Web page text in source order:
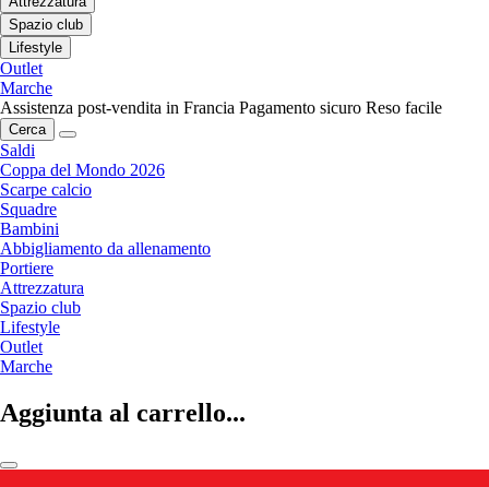
Spazio club
Lifestyle
Outlet
Marche
Assistenza post-vendita in Francia Pagamento sicuro Reso facile
Cerca
Saldi
Coppa del Mondo 2026
Scarpe calcio
Squadre
Bambini
Abbigliamento da allenamento
Portiere
Attrezzatura
Spazio club
Lifestyle
Outlet
Marche
Aggiunta al carrello...